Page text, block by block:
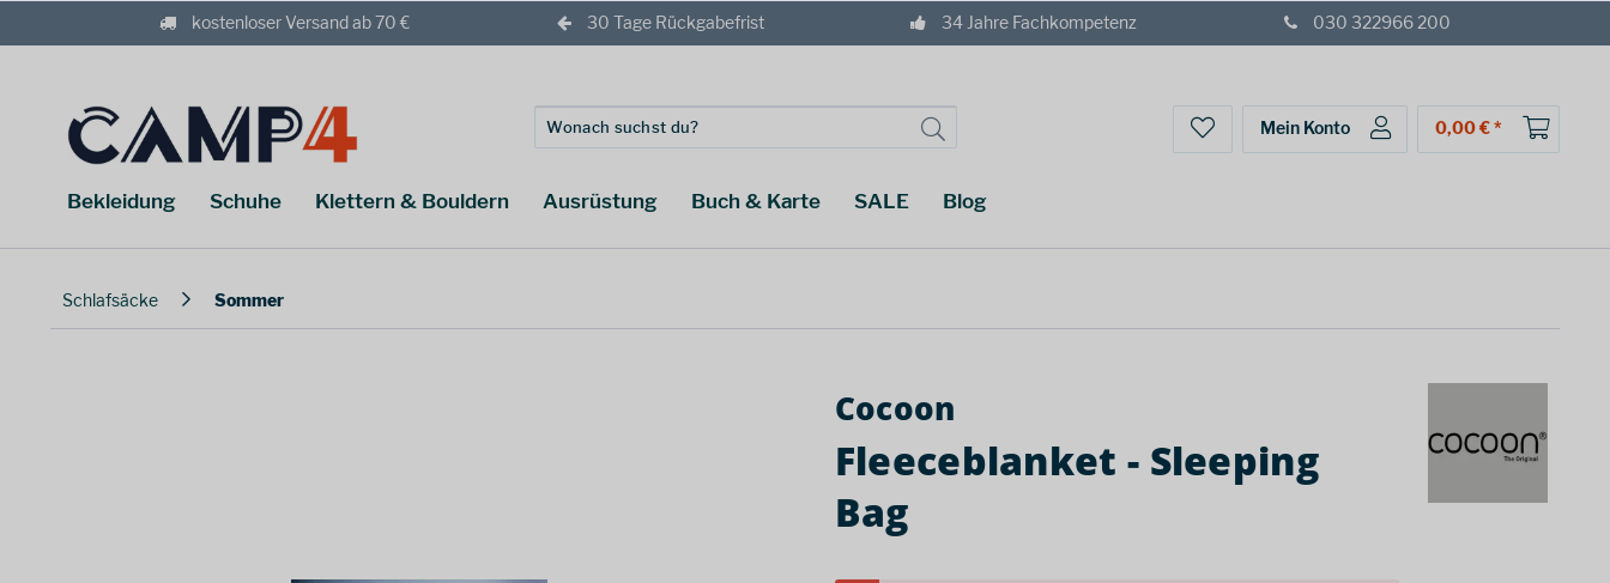
kostenloser Versand ab 70 € 30 Tage Rückgabefrist 34 Jahre Fachkompetenz 030 322966 200
Mein Konto 0,00 € *
Bekleidung Schuhe Klettern & Bouldern Ausrüstung Buch & Karte SALE Blog
Schlafsäcke Sommer
Cocoon
Fleeceblanket - Sleeping
Bag